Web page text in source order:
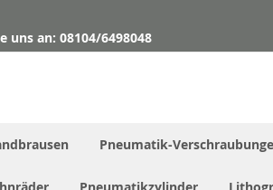
uns an: 08104/6498048
Pneumatik-